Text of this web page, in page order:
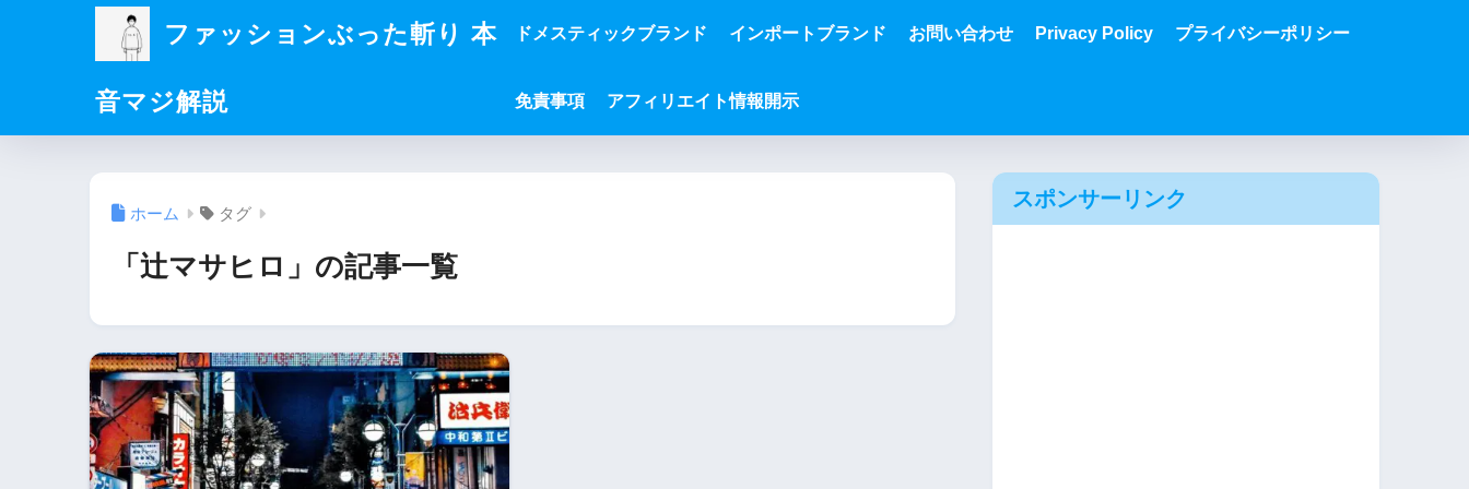
ファッションぶった斬り 本
音マジ解説
ドメスティックブランド インポートブランド お問い合わせ Privacy Policy プライバシーポリシー
免責事項 アフィリエイト情報開示
ホーム タグ
「辻マサヒロ」の記事一覧
スポンサーリンク